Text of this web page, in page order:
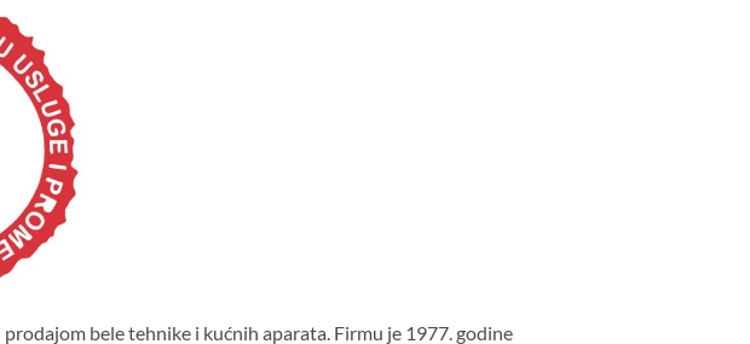
bele tehnike i kućnih aparata. Firmu je 1977. godine